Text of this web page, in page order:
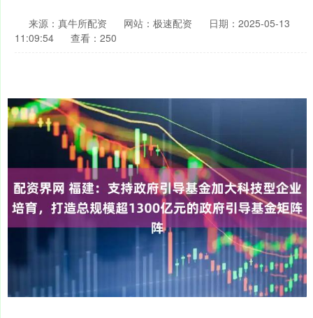
来源：真牛所配资 网站：极速配资
日期：2025-05-13
11:09:54
查看：250